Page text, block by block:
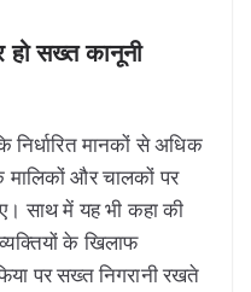
हो सख्त कानूनी
निर्धारित मानकों से अधिक
मालिकों और चालकों पर
साथ में यह भी कहा की
के खिलाफ
पर सख्त निगरानी रखते